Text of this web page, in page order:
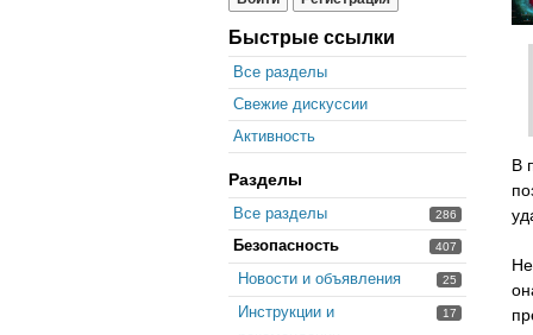
Быстрые ссылки
Все разделы
Свежие дискуссии
Активность
Разделы
286
Все разделы
407
Безопасность
25
Новости и объявления
17
Инструкции и
В